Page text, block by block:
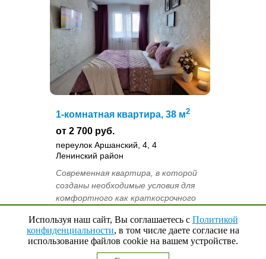
1-комнатная квартира, 38 м2
от 2 700 руб.
переулок Аршанский, 4, 4
Ленинский район
Современная квартира, в которой
созданы необходимые условия для
комфортного как краткосрочного
гостей Комната, вмещающая в
себя:Комфортные спальные места
для качествен...
Используя наш сайт, Вы соглашаетесь с Политикой
конфиденциальности, в том числе даете согласие на
использование файлов cookie на вашем устройстве.
Выбранные квартиры 0 Наверх